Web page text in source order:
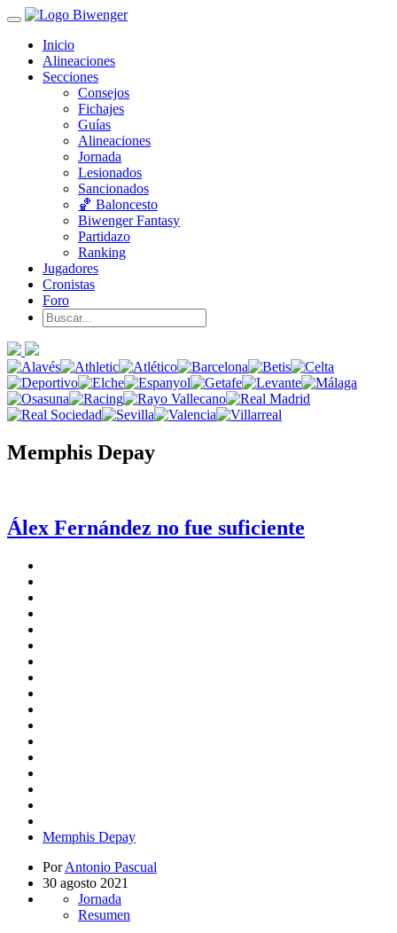
Inicio
Alineaciones
Secciones
Consejos
Fichajes
Guías
Alineaciones
Jornada
Lesionados
Sancionados
🏀 Baloncesto
Biwenger Fantasy
Partidazo
Ranking
Jugadores
Cronistas
Foro
Memphis Depay
Álex Fernández no fue suficiente
Memphis Depay
PorAntonio Pascual
30 agosto 2021
Jornada
Resumen